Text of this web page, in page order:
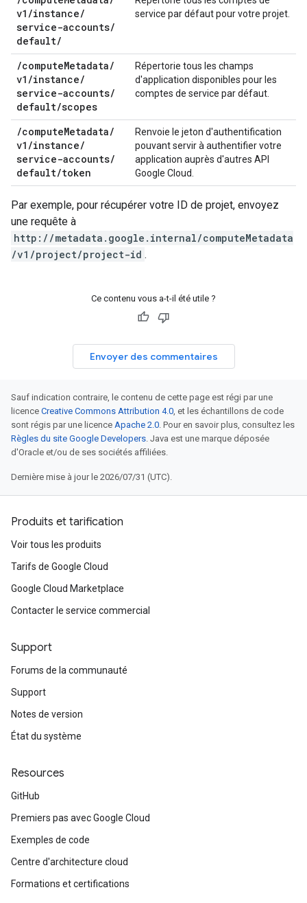
v1 /instance/
service-accounts/
default/
service par défaut pour votre projet.
/computeMetadata/
v1 /instance/
service-accounts/
default/scopes
Répertorie tous les champs
d'application disponibles pour les
comptes de service par défaut.
/computeMetadata/
v1 /instance/
service-accounts/
default/token
Renvoie le jeton d'authentification
pouvant servir à authentifier votre
application auprès d'autres API
Google Cloud.
Par exemple, pour récupérer votre ID de projet, envoyez
une requête à
http://metadata.google.internal/computeMetadata
/v1/project/project-id .
Ce contenu vous a-t-il été utile ?
Envoyer des commentaires
Sauf indication contraire, le contenu de cette page est régi par une
licence Creative Commons Attribution 4.0, et les échantillons de code
sont régis par une licence Apache 2.0. Pour en savoir plus, consultez les
Règles du site Google Developers. Java est une marque déposée
d'Oracle et/ou de ses sociétés affiliées.
Dernière mise à jour le 2026/07/31 (UTC).
Produits et tarification
Voir tous les produits
Tarifs de Google Cloud
Google Cloud Marketplace
Contacter le service commercial
Support
Forums de la communauté
Support
Notes de version
État du système
Resources
GitHub
Premiers pas avec Google Cloud
Exemples de code
Centre d'architecture cloud
Formations et certifications